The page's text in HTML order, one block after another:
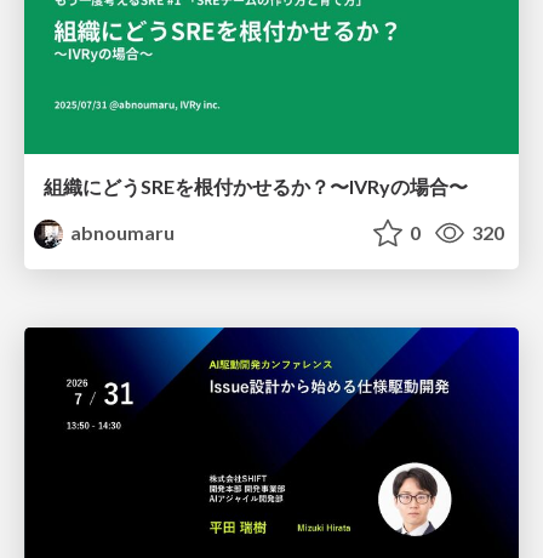
組織にどうSREを根付かせるか？〜IVRyの場合〜
abnoumaru
0 320